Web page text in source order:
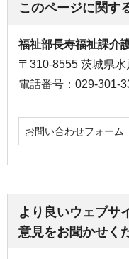
このページに関す
福祉部長寿福祉課介
〒310-8555 茨城県
電話番号：029-301-
お問い合わせフォーム
より良いウェブサ
意見をお聞かせく